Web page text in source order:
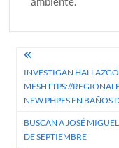
Navegación
de
entradas
INVESTIGAN HALLAZGO
MESHTTPS://
NEW.PHPES EN BAÑOS
BUSCAN A JOSÉ
DE SEPTIEMBRE